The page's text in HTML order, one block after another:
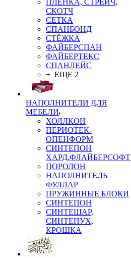
ПЛЁНКА, СТРЕЙЧ,
СКОТЧ
СЕТКА
СПАНБОНД
СТЁЖКА
ФАЙБЕРСПАН
ФАЙБЕРТЕКС
СПАНЛЕЙС
+ ЕЩЕ 2
НАПОЛНИТЕЛИ ДЛЯ
МЕБЕЛИ
ХОЛЛКОН
ПЕРИОТЕК-
ОПЕНФОРМ
СИНТЕПОН
ХАРД,ФЛАЙБЕРСОФТ
ПОРОЛОН
НАПОЛНИТЕЛЬ
ФУЛЛАР
ПРУЖИННЫЕ БЛОКИ
СИНТЕПОН
СИНТЕШАР,
СИНТЕПУХ,
КРОШКА